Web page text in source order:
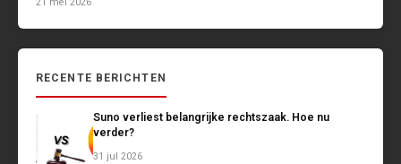
21 mei 2026
RECENTE BERICHTEN
Suno verliest belangrijke rechtszaak. Hoe nu
verder?
31 jul 2026